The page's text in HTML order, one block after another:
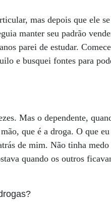
mas depois que ele
manter seu padrão
parei de estudar.
e busquei fontes para
Mas o dependente,
que é a droga. O que
de mim. Não tinha medo
quando os outros